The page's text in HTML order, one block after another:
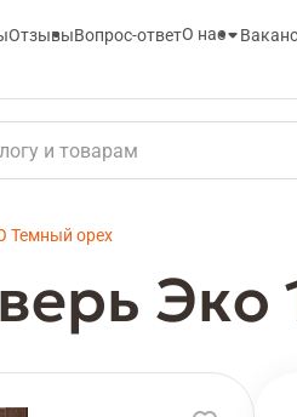
ОтзывыВопрос-ответО нас
Темный орех